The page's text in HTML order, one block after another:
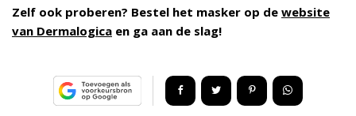
Zelf ook proberen? Bestel het masker op de website
van Dermalogica en ga aan de slag!